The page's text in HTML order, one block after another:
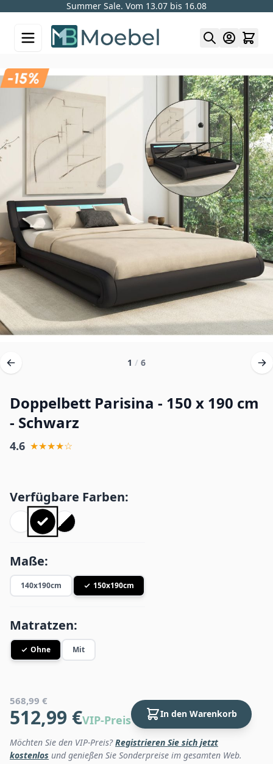
Summer Sale. Vom 13.07 bis 16.08
1 / 6
Doppelbett Parisina - 150 x 190 cm
- Schwarz
4.6 ★★★★☆
Verfügbare Farben:
Maße:
140x190cm 150x190cm
Matratzen:
Ohne Mit
568,99 €
512,99 €VIP-Preis In den Warenkorb
Möchten Sie den VIP-Preis?Registrieren Sie sich jetzt
kostenlos und genießen Sie Sonderpreise im gesamten Web.